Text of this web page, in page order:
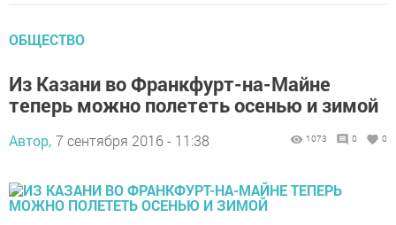
ОБЩЕСТВО
Из Казани во Франкфурт-на-Майне
теперь можно полететь осенью и зимой
Автор, 7 сентября 2016 - 11:38 1073 0 0